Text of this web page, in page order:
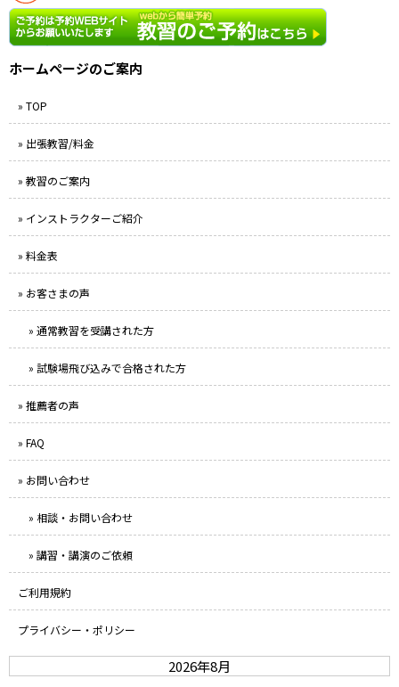
ホームページのご案内
» TOP
» 出張教習/料金
» 教習のご案内
» インストラクターご紹介
» 料金表
» お客さまの声
» 通常教習を受講された方
» 試験場飛び込みで合格された方
» 推薦者の声
» FAQ
» お問い合わせ
» 相談・お問い合わせ
» 講習・講演のご依頼
ご利用規約
プライバシー・ポリシー
2026年8月